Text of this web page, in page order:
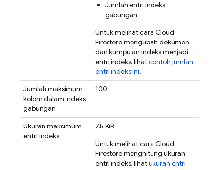
Jumlah entri indeks
gabungan
Untuk melihat cara Cloud
Firestoremengubah dokumen
dan kumpulan indeks menjadi
entri indeks, lihatcontoh jumlah
entri indeks ini.
Jumlah maksimum
kolom dalam indeks
gabungan
100
Ukuran maksimum
entri indeks
7,5 KiB
Untuk melihat cara Cloud
Firestoremenghitung ukuran
entri indeks, lihatukuran entri